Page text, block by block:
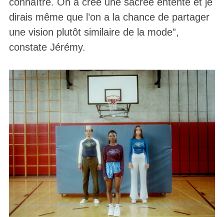
dirais même que l’on a la chance de partager
une vision plutôt similaire de la mode”,
constate Jérémy.